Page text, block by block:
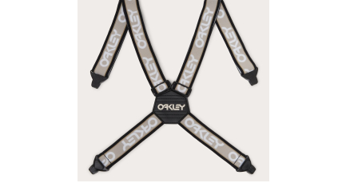
ZUR DETAILSEITE